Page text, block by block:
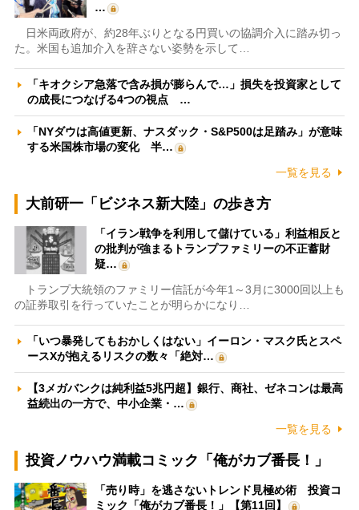
…
日米両政府が、約28年ぶりとなる円買いの協調介入に踏み切っ
た。米国も追加介入を辞さない姿勢を示して…
「キオクシア急落で含み損が膨らんで…」損失を投資家として
の成長につなげる4つの視点 …
「NYダウは高値更新、ナスダック・S&P500は足踏み」が意味
する米国株市場の変化 半…
一覧を見る
大前研一「ビジネス新大陸」の歩き方
「イラン戦争を利用して儲けている」利益相反と
の批判が強まるトランプファミリーの不正蓄財
疑…
トランプ大統領のファミリー信託が今年1～3月に3000回以上も
の証券取引を行っていたことが明らかになり…
「いつ暴発してもおかしくはない」イーロン・マスク氏とスペ
ースXが抱えるリスクの数々「絶対…
【3メガバンクは純利益5兆円超】銀行、商社、ゼネコンは最高
益続出の一方で、中小企業・…
一覧を見る
投資ノウハウ満載コミック「俺がカブ番長！」
「売り時」を逃さないトレンド見極め術 投資コ
ミック「俺がカブ番長！」【第11回】